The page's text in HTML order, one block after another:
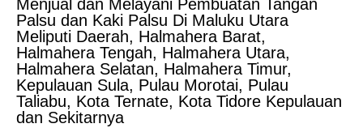
Menjual dan Melayani Pembuatan Tangan
Palsu dan Kaki Palsu Di Maluku Utara
Meliputi Daerah, Halmahera Barat,
Halmahera Tengah, Halmahera Utara,
Halmahera Selatan, Halmahera Timur,
Kepulauan Sula, Pulau Morotai, Pulau
Taliabu, Kota Ternate, Kota Tidore Kepulauan
dan Sekitarnya